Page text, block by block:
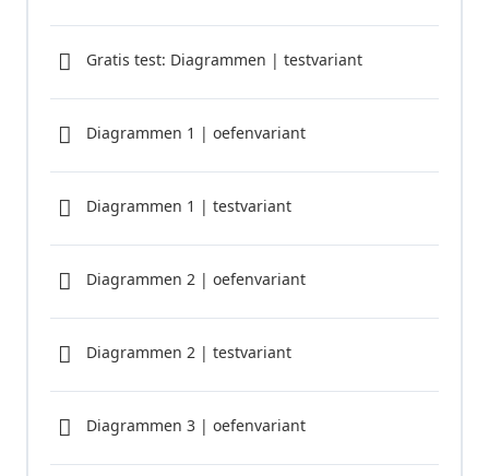
Gratis test: Diagrammen | testvariant
Diagrammen 1 | oefenvariant
Diagrammen 1 | testvariant
Diagrammen 2 | oefenvariant
Diagrammen 2 | testvariant
Diagrammen 3 | oefenvariant